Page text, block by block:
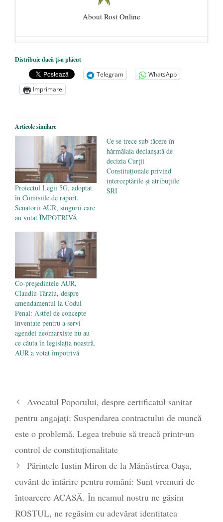
About Rost Online
Dezvăluiri cutremurătoare despre
președintele Ucrainei, Volodymyr
Zelensky
- 13 mai 2026
Statul care servește Națiunea
Legea Vexler produce efecte. Bustul
poetului Octavian Goga, înlăturat din Iași
- 16 aprilie 2026
Distribuie dacă ți-a plăcut
Telegram
WhatsApp
Imprimare
Articole similare
Proiectul Legii 5G, adoptat
în Comisiile de raport.
Senatorii AUR, singurii care
au votat ÎMPOTRIVĂ
Ce se trece sub tăcere în
hărmălaia declanșată de
decizia Curții
Constituționale privind
interceptările și atribuțiile
SRI
Co-președintele AUR,
Claudiu Târziu, despre
amendamentul la Codul
Penal: Astfel de concepte
inventate pentru a servi
agendei neomarxiste nu au
ce căuta în legislația noastră.
AUR a votat împotrivă
Avocatul Poporului, despre certificatul sanitar
pentru angajați: Suspendarea contractului de muncă
este o problemă. Legea trebuie să treacă printr-un
control de constituționalitate
Părintele Iustin Miron de la Mănăstirea Oaşa,
cuvânt de întărire pentru români: Sunt vremuri de
întoarcere ACASĂ. În neamul nostru ne găsim
ROSTUL, ne regăsim cu adevărat identitatea